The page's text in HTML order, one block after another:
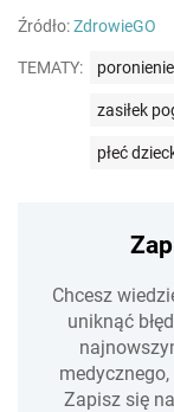
Źródło:ZdrowieGO
TEMATY: poronienie
zasiłek
płeć
Chcesz
uniknąć
Zapisz się